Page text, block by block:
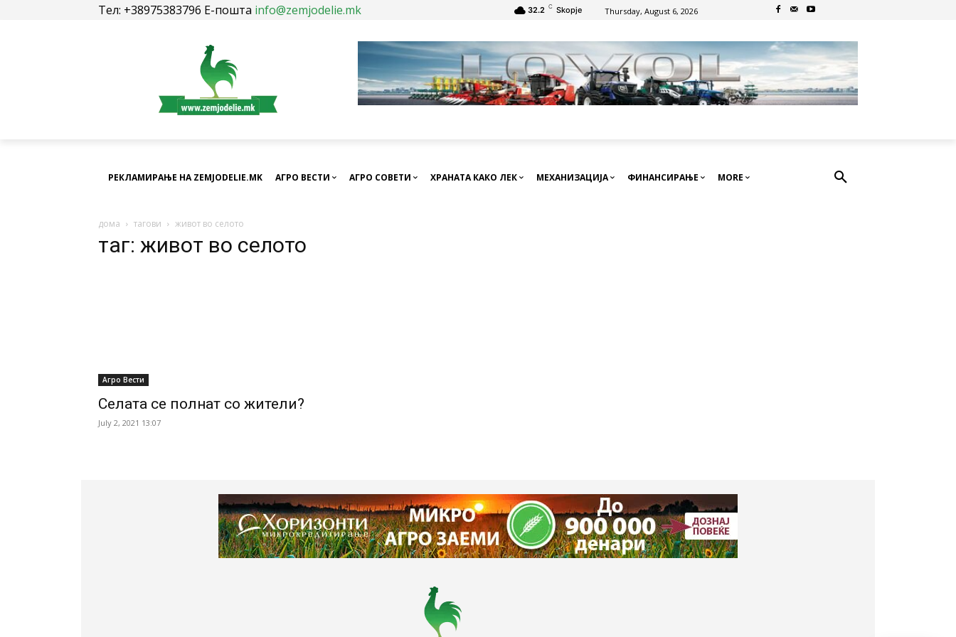
Тел: +38975383796 Е-пошта info@zemjodelie.mk 32.2 C Skopje Thursday, August 6, 2026
РЕКЛАМИРАЊЕ НА ZEMJODELIE.MK АГРО ВЕСТИ АГРО СОВЕТИ ХРАНАТА КАКО ЛЕК МЕХАНИЗАЦИЈА ФИНАНСИРАЊЕ MORE
дома тагови живот во селото
таг: живот во селото
Агро Вести
Селата се полнат со жители?
July 2, 2021 13:07